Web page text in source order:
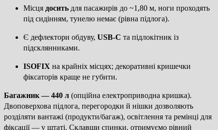
Місця досить для пасажирів до ~1,80 м, ноги проходять
під сидінням, тунелю немає (рівна підлога).
Є дефлектори обдуву, USB-C та підлокітник із
підсклянниками.
ISOFIX на крайніх місцях; декоративні кришечки
фіксаторів краще не губити.
Багажник — 440 л (опційна електроприводна кришка).
Двоповерхова підлога, перегородки й нішки дозволяють
розділяти вантажі (продукти/багаж), освітлення та ремінці для
фіксації — у штаті. Склавши спинки, отримуємо рівний